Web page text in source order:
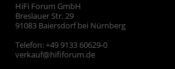
HiFi Forum GmbH
Breslauer Str. 29
91083 Baiersdorf bei Nürnberg
Telefon:+49 9133 60629-0
verkauf@hififorum.de